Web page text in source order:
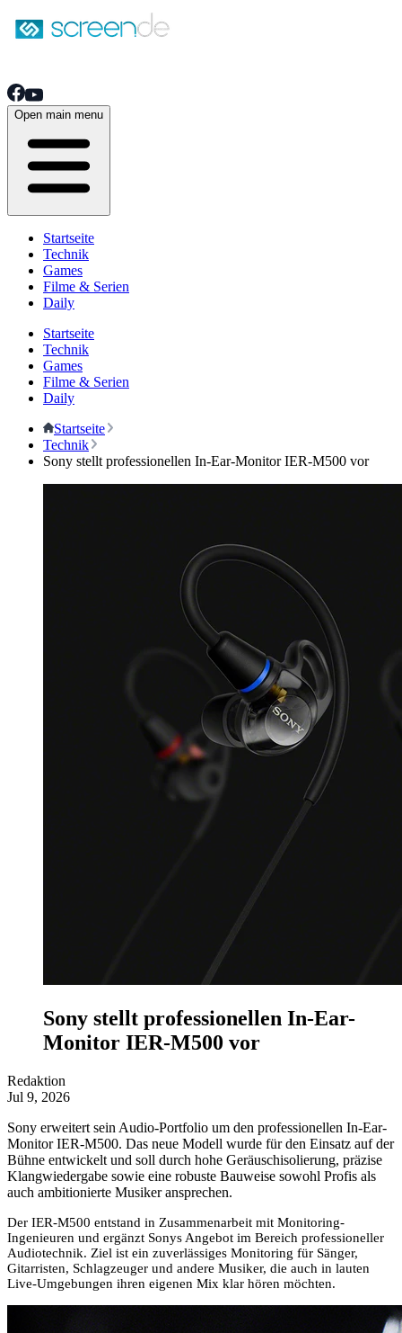
Open main menu
Startseite
Technik
Games
Filme & Serien
Daily
Startseite
Technik
Games
Filme & Serien
Daily
Startseite
Technik
Sony stellt professionellen In-Ear-Monitor IER-M500 vor
Sony stellt professionellen In-Ear-
Monitor IER-M500 vor
Redaktion
Jul 9, 2026
Sony erweitert sein Audio-Portfolio um den professionellen In-Ear-
Monitor IER-M500. Das neue Modell wurde für den Einsatz auf der
Bühne entwickelt und soll durch hohe Geräuschisolierung, präzise
Klangwiedergabe sowie eine robuste Bauweise sowohl Profis als
auch ambitionierte Musiker ansprechen.
Der IER-M500 entstand in Zusammenarbeit mit Monitoring-
Ingenieuren und ergänzt Sonys Angebot im Bereich professioneller
Audiotechnik. Ziel ist ein zuverlässiges Monitoring für Sänger,
Gitarristen, Schlagzeuger und andere Musiker, die auch in lauten
Live-Umgebungen ihren eigenen Mix klar hören möchten.